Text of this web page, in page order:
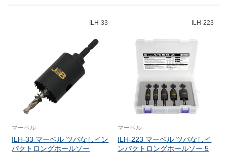
ILH-33
マーベル
ILH-33 マーベル ツバなしイン
パクトロングホールソー
ILH-223
マーベル
ILH-223 マーベル ツバなしイ
ンパクトロングホールソー 5